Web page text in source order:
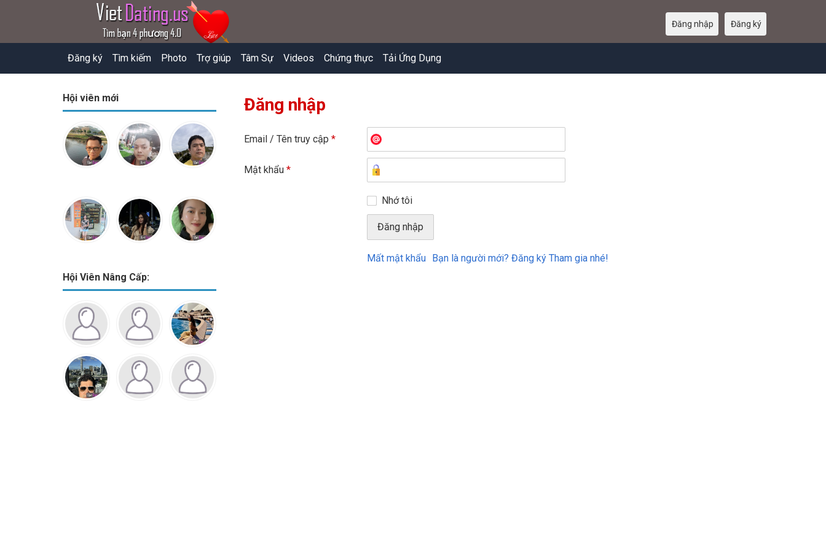
Đăng ký Tìm kiếm Photo Trợ giúp Tâm Sự Videos Chứng thực Tải Ứng Dụng
Đăng nhập Đăng ký
Hội viên mới
Hội Viên Nâng Cấp:
Đăng nhập
Email / Tên truy cập *
Mật khẩu *
Nhớ tôi
Mất mật khẩu Bạn là người mới? Đăng ký Tham gia nhé!